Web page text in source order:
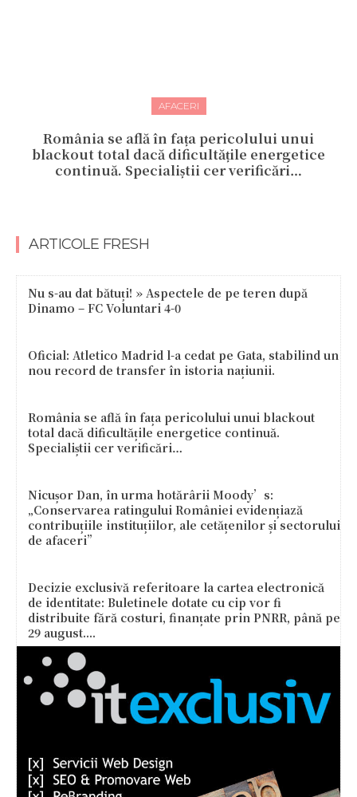
AFACERI
România se află în fața pericolului unui
blackout total dacă dificultățile energetice
continuă. Specialiștii cer verificări…
ARTICOLE FRESH
Nu s-au dat bătuți! » Aspectele de pe teren după
Dinamo – FC Voluntari 4-0
Oficial: Atletico Madrid l-a cedat pe Gata, stabilind un
nou record de transfer în istoria națiunii.
România se află în fața pericolului unui blackout
total dacă dificultățile energetice continuă.
Specialiștii cer verificări…
Nicușor Dan, în urma hotărârii Moody’s:
„Conservarea ratingului României evidențiază
contribuțiile instituțiilor, ale cetățenilor și sectorului
de afaceri”
Decizie exclusivă referitoare la cartea electronică
de identitate: Buletinele dotate cu cip vor fi
distribuite fără costuri, finanțate prin PNRR, până pe
29 august....